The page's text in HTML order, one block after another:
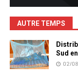
AUTRE TEMPS
Sud
02/